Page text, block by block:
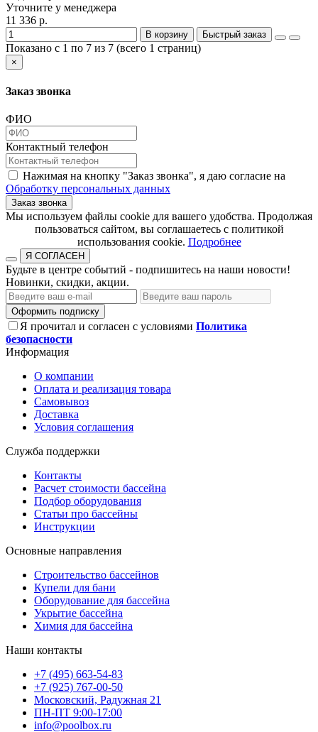
Уточните у менеджера
11 336 р.
В корзину Быстрый заказ
Показано с 1 по 7 из 7 (всего 1 страниц)
×
Заказ звонка
ФИО
Контактный телефон
Нажимая на кнопку "Заказ звонка", я даю согласие на
Обработку персональных данных
Заказ звонка
​​​​​​​Мы используем файлы cookie для вашего удобства. Продолжая
пользоваться сайтом, вы соглашаетесь с политикой
использования cookie.​​​​​​​ Подробнее
Я СОГЛАСЕН
Будьте в центре событий - подпишитесь на наши новости!
Новинки, скидки, акции.
Оформить подписку
Я прочитал и согласен с условиями Политика
безопасности
Информация
О компании
Оплата и реализация товара
Самовывоз
Доставка
Условия соглашения
Служба поддержки
Контакты
Расчет стоимости бассейна
Подбор оборудования
Статьи про бассейны
Инструкции
Основные направления
Строительство бассейнов
Купели для бани
Оборудование для бассейна
Укрытие бассейна
Химия для бассейна
Наши контакты
+7 (495) 663-54-83
+7 (925) 767-00-50
Московский, Радужная 21
ПН-ПТ 9:00-17:00
info@poolbox.ru